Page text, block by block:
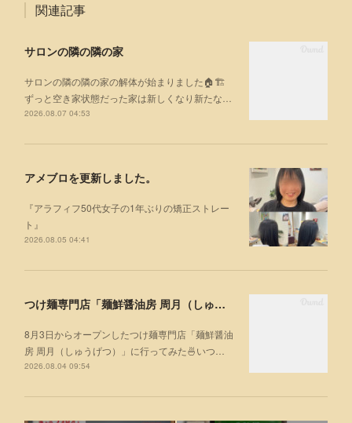
関連記事
サロンの隣の隣の家
サロンの隣の隣の家の解体が始まりました🏠🏗
ずっと空き家状態だった家は新しくなり新たな…
2026.08.07 04:53
アメブロを更新しました。
『アラフィフ50代女子の1年ぶりの矯正ストレー
ト』
2026.08.05 04:41
つけ麺専門店「麺鮮醤油房 周月（しゅうげつ）」⁡ に行ってみた🍜
8月3日からオープンしたつけ麺専門店「麺鮮醤油
房 周月（しゅうげつ）」⁡に行ってみた🍜いつ…
2026.08.04 09:54